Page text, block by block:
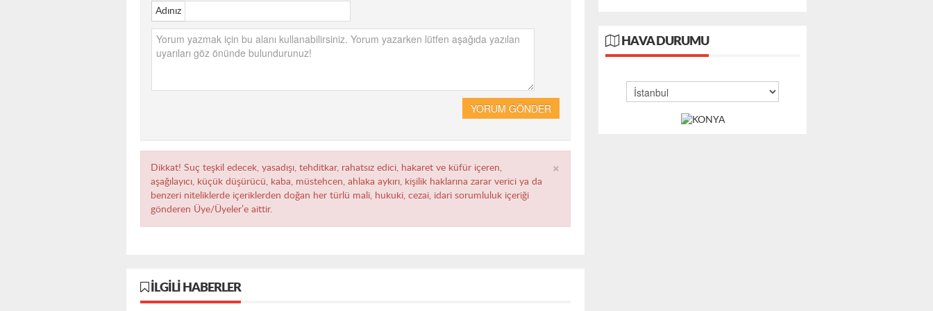
Adınız
YORUM GÖNDER
×
Dikkat! Suç teşkil edecek, yasadışı, tehditkar, rahatsız edici, hakaret ve küfür içeren,
aşağılayıcı, küçük düşürücü, kaba, müstehcen, ahlaka aykırı, kişilik haklarına zarar verici ya da
benzeri niteliklerde içeriklerden doğan her türlü mali, hukuki, cezai, idari sorumluluk içeriği
gönderen Üye/Üyeler’e aittir.
İLGILI HABERLER
HAVA DURUMU